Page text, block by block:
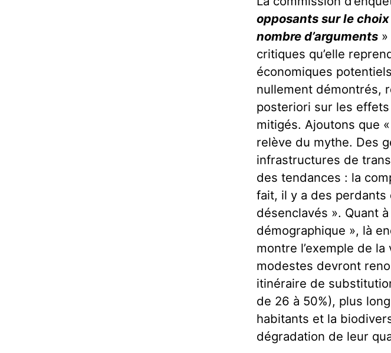
opposants sur le
nombre d’arguments
critiques qu’elle
économiques
nullement démontrés,
posteriori sur les
mitigés. Ajoutons que
relève du mythe. Des
infrastructures de
des tendances : la
fait, il y a des
désenclavés ». Quant
démographique », là
montre l’exemple de
modestes devront
itinéraire de
de 26 à 50%), plus
habitants et la
dégradation de leur